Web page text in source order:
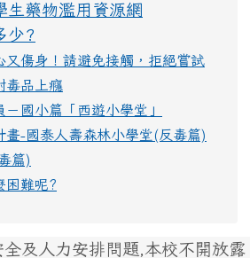
生藥物濫用資源網
少?
又傷身！請避免接觸，拒絕嘗試
毒品上癮
國小篇「西遊小學堂」
畫-國泰人壽森林小學堂(反毒篇)
篇)
困難呢?
及人力安排問題,本校不開放露